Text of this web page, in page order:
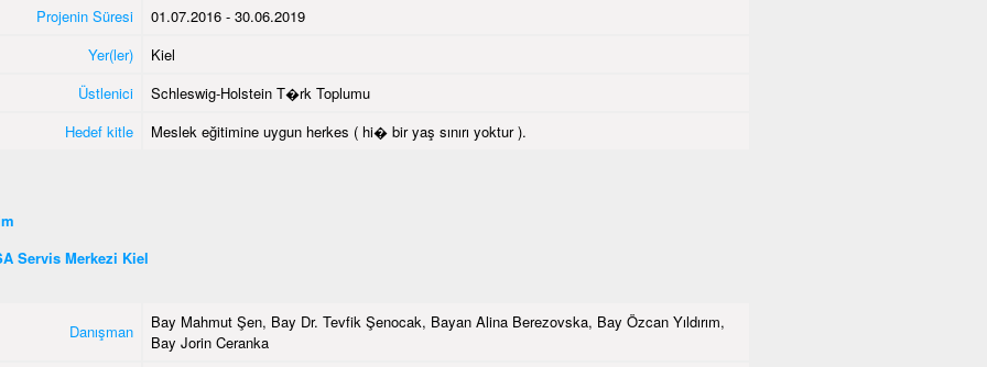
Projenin Süresi
01.07.2016 - 30.06.2019
Yer(ler)
Kiel
Üstlenici
Schleswig-Holstein T�rk Toplumu
Hedef kitle
Meslek eğitimine uygun herkes ( hi� bir yaş sınırı yoktur ).
Servis Merkezi Kiel
Danışman
Bay Mahmut Şen, Bay Dr. Tevfik Şenocak, Bayan Alina Berezovska, Bay Özcan Yıldırım,
Bay Jorin Ceranka